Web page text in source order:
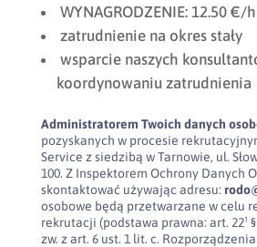
WYNAGRODZENIE: 12.50 €/
zatrudnienie na okres stały
wsparcie naszych
koordynowaniu zatrudnienia
Administratorem Twoich danych
pozyskanych w procesie
Service z siedzibą w Tarnowie, ul.
100. Z Inspektorem Ochrony Danych
skontaktować używając adresu:
osobowe będą przetwarzane w celu
rekrutacji (podstawa prawna: art. 22¹
zw. z art. 6 ust. 1 lit. c.